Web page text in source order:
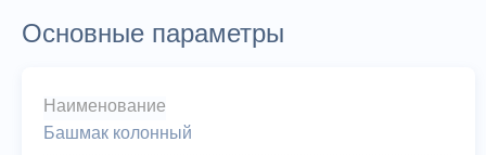
Основные параметры
Наименование
Башмак колонный